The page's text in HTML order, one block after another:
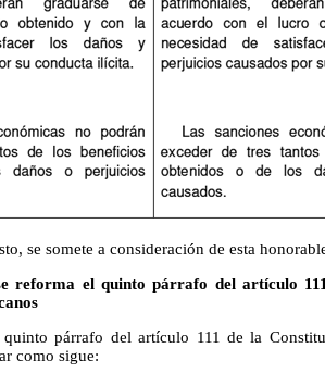
se somete a consideración de esta
reforma el quinto párrafo del artículo
párrafo del artículo 111 de la
como sigue: